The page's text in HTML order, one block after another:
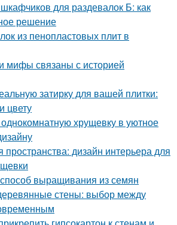
для раздевалок Б: как
решение
из пенопластовых плит в
мифы связаны с историей
затирку для вашей плитки:
цвету
однокомнатную хрущевку в уютное
дизайн интерьера для
выращивания из семян
стены: выбор между